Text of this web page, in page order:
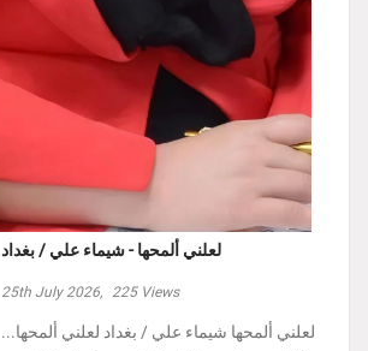
لعلني ألمحها - شيماء علي / بغداد
25th July 2026, 225Views
لعلني ألمحها شيماء علي / بغداد لعلني ألمحها...